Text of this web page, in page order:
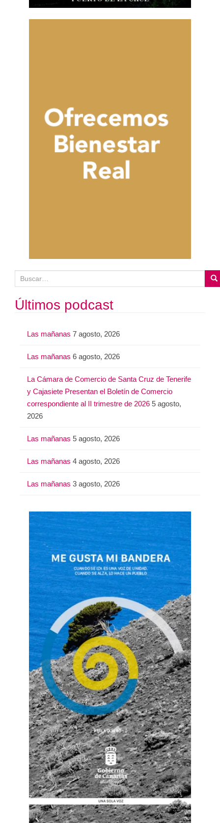
u
sÚltimos podcast
Las mañanas 7 agosto, 2026
Las mañanas 6 agosto, 2026
La Cámara de Comercio de Santa Cruz de Tenerife
y Cajasiete Presentan el Boletín de Comercio
correspondiente al II trimestre de 2026 5 agosto,
2026
Las mañanas 5 agosto, 2026
Las mañanas 4 agosto, 2026
Las mañanas 3 agosto, 2026